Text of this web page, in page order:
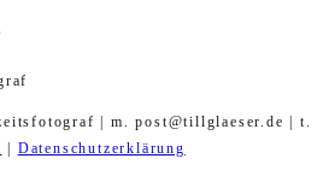
| m. post@tillglaeser.de | t.
Datenschutzerklärung